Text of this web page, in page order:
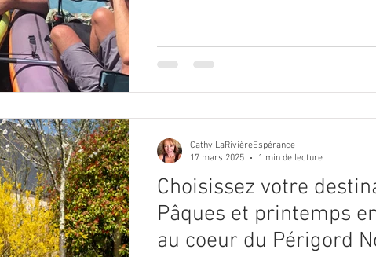
un long parcours avec des berges
Vous pouvez aussi prendre de la
Choisissez votre
Pâques et printemps
au coeur du Périgord
Cathy LaRivièreEspérance
17 mars 2025
1 min de lecture